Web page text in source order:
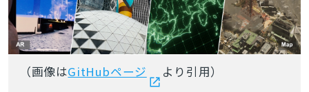
（画像はGitHubページ より引用）